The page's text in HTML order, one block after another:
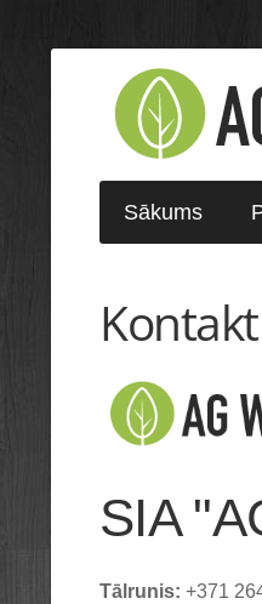
Sākums
SIA
Tālrunis: +371